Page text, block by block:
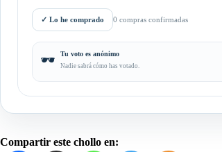
✓ Lo he comprado 0 compras confirmadas
🕶️ Tu voto es anónimo
Nadie sabrá cómo has votado.
Compartir este chollo en: